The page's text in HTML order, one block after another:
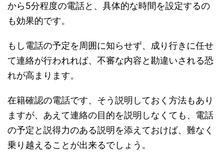
から5分程度の電話と、具体的な時間を設定するの
も効果的です。
もし電話の予定を周囲に知らせず、成り行きに任せ
て連絡が行われれば、不審な内容と勘違いされる恐
れが高まります。
在籍確認の電話です、そう説明しておく方法もあり
ますが、あえて連絡の目的を説明しなくても、電話
の予定と説得力のある説明を添えておけば、難なく
乗り越えることが出来るでしょう。